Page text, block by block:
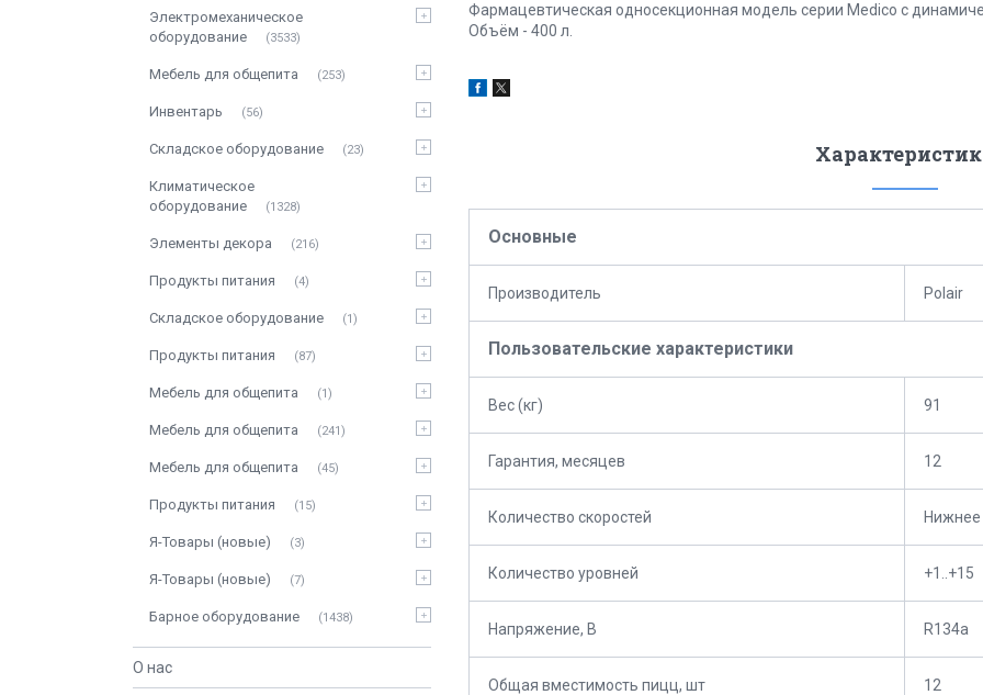
Фармацевтическая односекционная модель серии Medico с
Объём - 400 л.
Основные
Производитель Polair
Пользовательские характеристики
Вес (кг) 91
Гарантия, месяцев 12
Количество скоростей Нижнее
Количество уровней +1..+15
Напряжение, В R134a
Общая вместимость пицц, шт 12
Электромеханическое
оборудование
3533
Мебель для общепита 253
Инвентарь 56
Складское оборудование 23
Климатическое
оборудование
1328
Элементы декора 216
Продукты питания 4
Складское оборудование 1
Продукты питания 87
Мебель для общепита 1
Мебель для общепита 241
Мебель для общепита 45
Продукты питания 15
Я-Товары (новые) 3
Я-Товары (новые) 7
Барное оборудование 1438
О нас